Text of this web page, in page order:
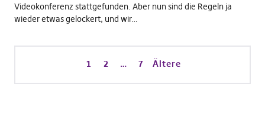
Videokonferenz stattgefunden. Aber nun sind die Regeln ja
wieder etwas gelockert, und wir…
1 2 … 7 Ältere